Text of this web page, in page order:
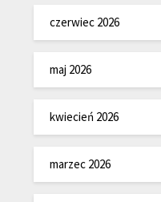
czerwiec 2026
maj 2026
kwiecień 2026
marzec 2026